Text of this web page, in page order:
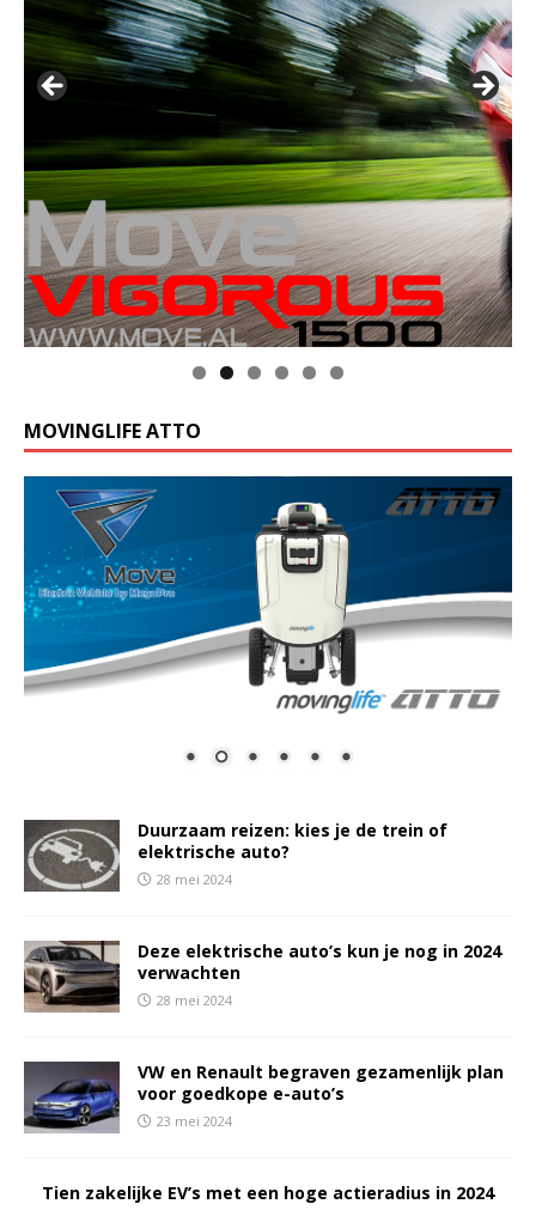
MOVINGLIFE ATTO
Duurzaam reizen: kies je de trein of
elektrische auto?
28 mei 2024
Deze elektrische auto’s kun je nog in 2024
verwachten
28 mei 2024
VW en Renault begraven gezamenlijk plan
voor goedkope e-auto’s
23 mei 2024
Tien zakelijke EV’s met een hoge actieradius in 2024